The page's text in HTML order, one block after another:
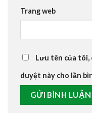
Trang web
Lưu tên của tôi,
duyệt này cho lần